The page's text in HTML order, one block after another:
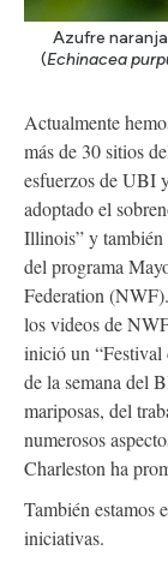
Azufre
(Echinacea
Actualmente
más de 30 sitios
esfuerzos de UBI
adoptado el
Illinois” y también
del programa
Federation
los videos de
inició un “Festival
de la semana del
mariposas, del
numerosos
Charleston ha
También estamos
iniciativas.